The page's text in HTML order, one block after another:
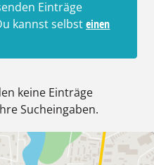
Einträge
kannst selbsteinen
keine Einträge
Sucheingaben.